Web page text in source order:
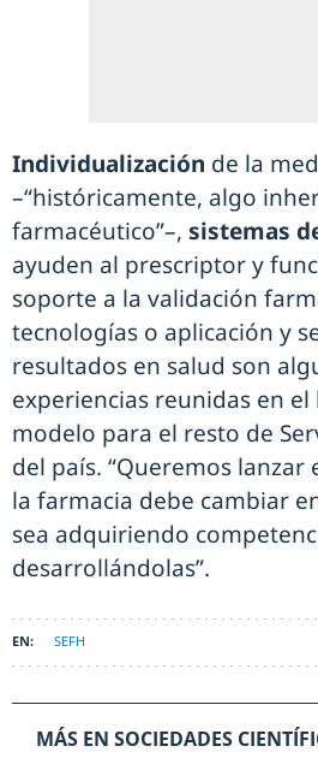
Individualización de la
–“históricamente, algo
farmacéutico”–, sistemas
ayuden al prescriptor y
soporte a la validación
tecnologías o aplicación y
resultados en salud son
experiencias reunidas en
modelo para el resto de
del país. “Queremos lanzar
la farmacia debe cambiar
sea adquiriendo
desarrollándolas”.
SEFH
MÁS EN SOCIEDADES